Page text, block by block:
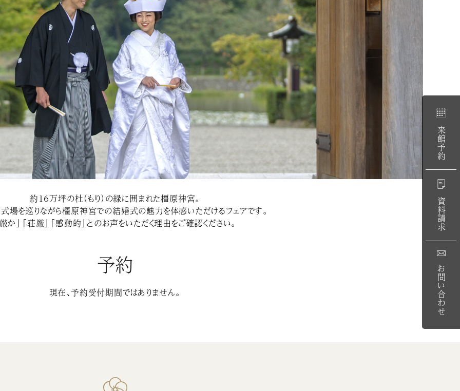
来館予約
資料請求
お問い合わせ
約１６万坪の杜（もり）の緑に囲まれた橿原神宮。
場を巡りながら橿原神宮での結婚式の魅力を体感いただけるフェアです。
か」「荘厳」「感動的」とのお声をいただく理由をご確認ください。
予約
現在、予約受付期間ではありません。